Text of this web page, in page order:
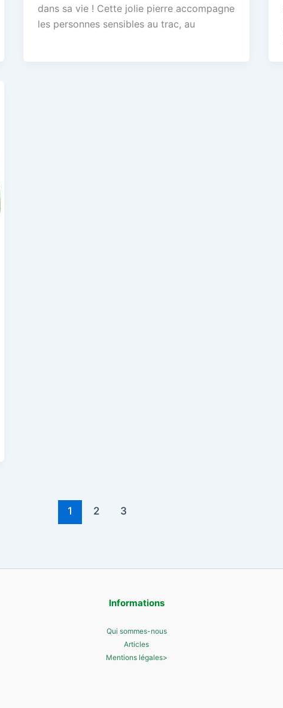
dans sa vie ! Cette jolie pierre accompagne
les personnes sensibles au trac, au
1 2 3
Informations
Qui sommes-nous
Articles
Mentions légales>